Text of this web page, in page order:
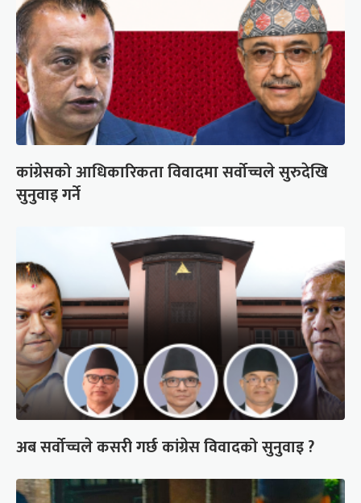
कांग्रेसको आधिकारिकता विवादमा सर्वोच्चले सुरुदेखि
सुनुवाइ गर्ने
अब सर्वोच्चले कसरी गर्छ कांग्रेस विवादको सुनुवाइ ?